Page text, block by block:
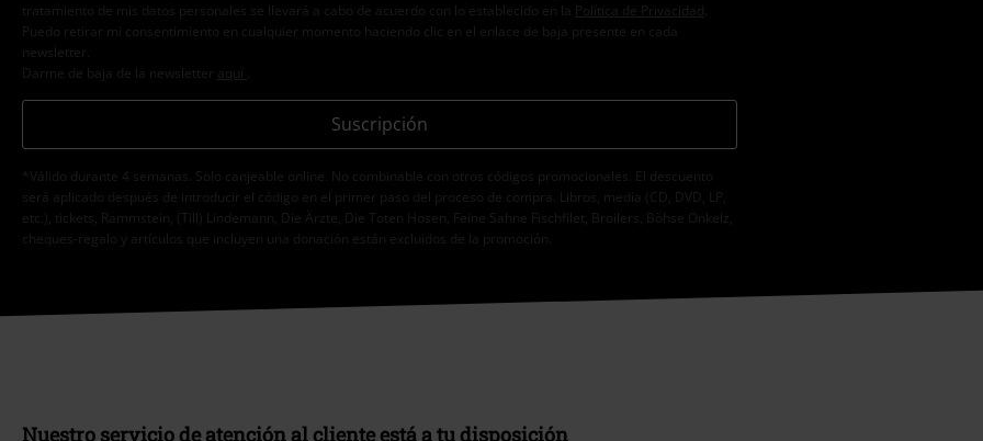
tratamiento de mis datos personales se llevará a cabo de acuerdo con lo establecido en la
Política de Privacidad
Puedo retirar mi consentimiento en cualquier momento haciendo clic en el enlace de baja presente en cada
newsletter.
Darme de baja de la newsletter
aquí
Suscripción
*Válido durante 4 semanas. Solo canjeable online. No combinable con otros códigos promocionales. El descuento
será aplicado después de introducir el código en el primer paso del proceso de compra. Libros, media (CD, DVD, LP,
etc.), tickets, Rammstein, (Till) Lindemann, Die Ärzte, Die Toten Hosen, Feine Sahne Fischfilet, Broilers, Böhse Onkelz,
cheques-regalo y artículos que incluyen una donación están excluidos de la promoción.
Nuestro servicio de atención al cliente está a tu disposición